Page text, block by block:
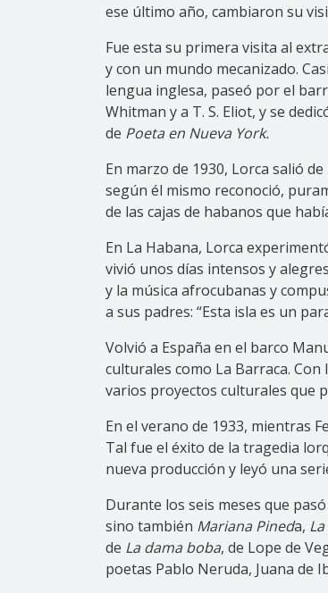
ese último año, cambiaron su
Fue esta su primera visita al
y con un mundo mecanizado.
lengua inglesa, paseó por el
Whitman y a T. S. Eliot, y se
de Poeta en Nueva York.
En marzo de 1930, Lorca salió
según él mismo reconoció,
de las cajas de habanos que
En La Habana, Lorca
vivió unos días intensos y
y la música afrocubanas y
a sus padres: “Esta isla es un
Volvió a España en el barco
culturales como La Barraca.
varios proyectos culturales que
En el verano de 1933, mientras
Tal fue el éxito de la tragedia
nueva producción y leyó una
Durante los seis meses que
sino también Mariana Pineda,
de La dama boba, de Lope de
poetas Pablo Neruda, Juana de